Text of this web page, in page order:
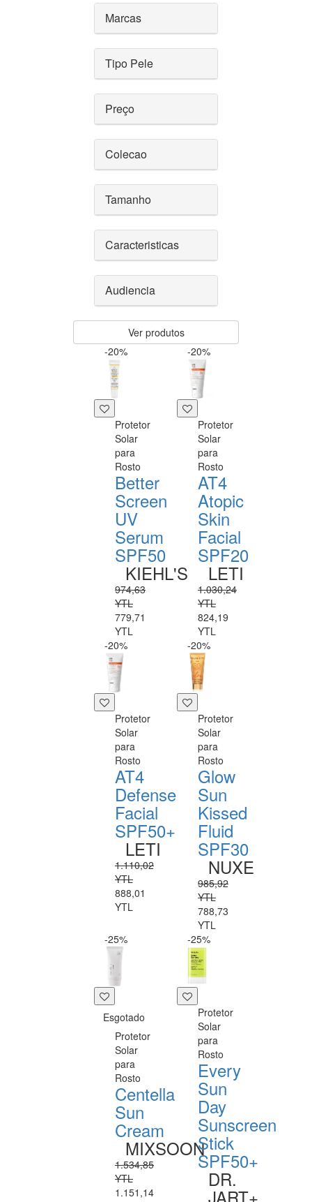
Marcas
Tipo Pele
Preço
Colecao
Tamanho
Caracteristicas
Audiencia
Ver produtos
-20%
Protetor
Solar
para
Rosto
Better
Screen
UV
Serum
SPF50
KIEHL'S
974,63
YTL
779,71
YTL
-20%
Protetor
Solar
para
Rosto
AT4
Atopic
Skin
Facial
SPF20
LETI
1.030,24
YTL
824,19
YTL
-20%
Protetor
Solar
para
Rosto
AT4
Defense
Facial
SPF50+
LETI
1.110,02
YTL
888,01
YTL
-20%
Protetor
Solar
para
Rosto
Glow
Sun
Kissed
Fluid
SPF30
NUXE
985,92
YTL
788,73
YTL
-25%
Esgotado
Protetor
Solar
para
Rosto
Centella
Sun
Cream
MIXSOON
1.534,85
YTL
1.151,14
-25%
Protetor
Solar
para
Rosto
Every
Sun
Day
Sunscreen
Stick
SPF50+
DR.
JART+